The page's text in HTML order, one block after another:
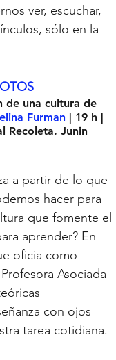
ver, escuchar,
sólo en la
de una cultura de
Furman | 19 h |
Recoleta. Junin
a partir de lo que
hacer para
que fomente el
aprender? En
oficia como
Asociada
con ojos
tarea cotidiana.